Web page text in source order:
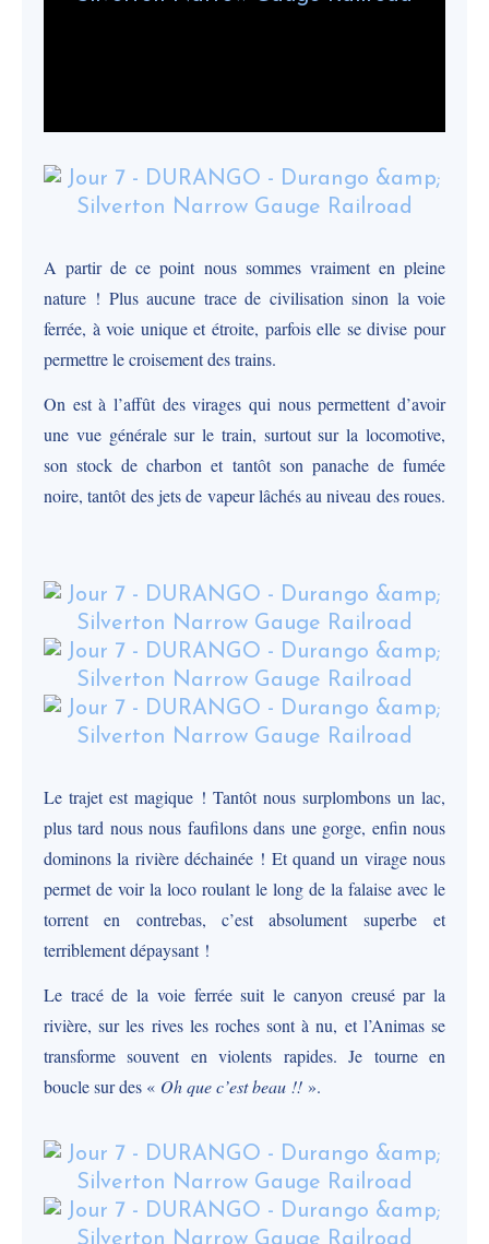
A partir de ce point nous sommes vraiment en pleine
nature ! Plus aucune trace de civilisation sinon la voie
ferrée, à voie unique et étroite, parfois elle se divise pour
permettre le croisement des trains.
On est à l’affût des virages qui nous permettent d’avoir
une vue générale sur le train, surtout sur la locomotive,
son stock de charbon et tantôt son panache de fumée
noire, tantôt des jets de vapeur lâchés au niveau des roues.
Le trajet est magique ! Tantôt nous surplombons un lac,
plus tard nous nous faufilons dans une gorge, enfin nous
dominons la rivière déchainée ! Et quand un virage nous
permet de voir la loco roulant le long de la falaise avec le
torrent en contrebas, c’est absolument superbe et
terriblement dépaysant !
Le tracé de la voie ferrée suit le canyon creusé par la
rivière, sur les rives les roches sont à nu, et l’Animas se
transforme souvent en violents rapides. Je tourne en
boucle sur des « Oh que c’est beau !! ».